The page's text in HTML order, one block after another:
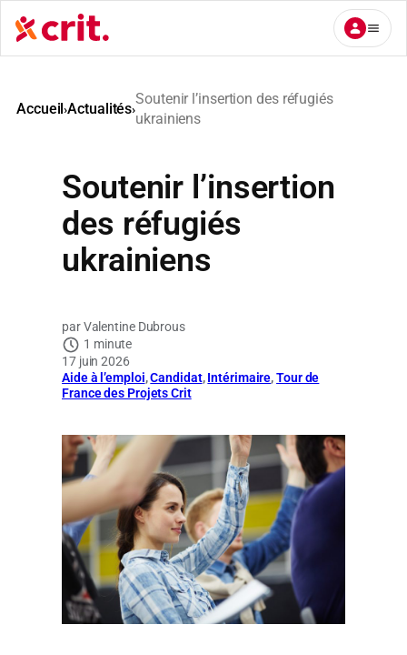
Aller
au
contenu
Accueil›Actualités›
Soutenir l’insertion des réfugiés
ukrainiens
Soutenir l’insertion
des réfugiés
ukrainiens
Valentine Dubrous
1 minute
17 juin 2026
Aide à l’emploi, Candidat, Intérimaire, Tour de
France des Projets Crit